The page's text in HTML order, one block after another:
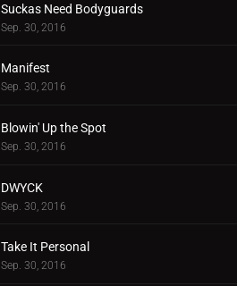
Suckas Need Bodyguards
Sep. 30, 2016
Manifest
Sep. 30, 2016
Blowin' Up the Spot
Sep. 30, 2016
DWYCK
Sep. 30, 2016
Take It Personal
Sep. 30, 2016